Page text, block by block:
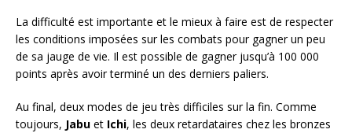
La difficulté est importante et le mieux à faire est de respecter
les conditions imposées sur les combats pour gagner un peu
de sa jauge de vie. Il est possible de gagner jusqu’à 100 000
points après avoir terminé un des derniers paliers.
Au final, deux modes de jeu très difficiles sur la fin. Comme
toujours, Jabu et Ichi, les deux retardataires chez les bronzes